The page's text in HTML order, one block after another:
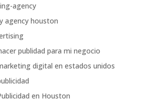
agency
agency houston
publidad para mi negocio
digital en estados unidos
en Houston